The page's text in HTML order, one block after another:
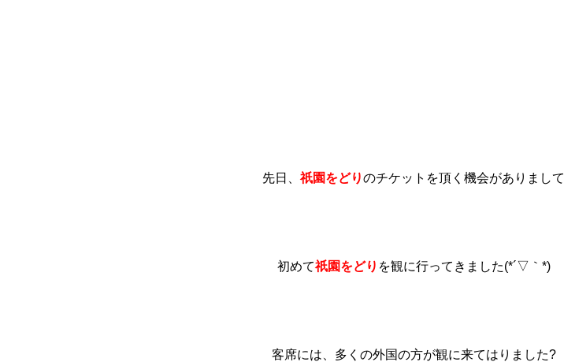
先日、 祇園をどりのチケットを頂く機会がありまして
初めて祇園をどり を観に行ってきました(*´▽｀*)
客席には、多くの外国の方が観に来てはりました?